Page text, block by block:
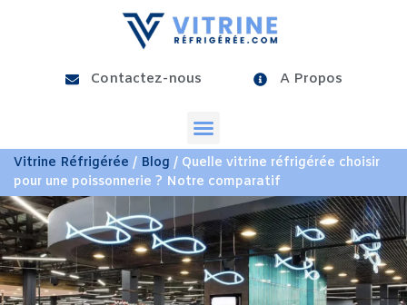
Contactez-nous A Propos
Vitrine Réfrigérée / Blog / Quelle vitrine réfrigérée choisir
pour une poissonnerie ? Notre comparatif